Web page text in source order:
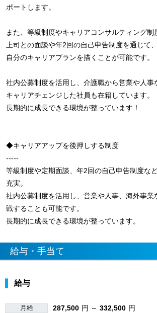
ポートします。
また、等級制度やキャリアコンサルティング制
上司との面談や年2回の自己申告制度を通じて、
自分のキャリアプランを描くことが可能です。
社内公募制度を活用し、介護職から営業や人事
キャリアチェンジした社員も在籍しています。
長期的に成長できる環境が整っています！
◆キャリアアップを後押しする制度
-----
等級制度や定期面談、年2回の自己申告制度な
充実。
社内公募制度を活用し、営業や人事、海外事業
戦することも可能です。
長期的に成長できる環境が整っています。
給与・手当て
給与
月給 287,500 円 ～ 332,500 円